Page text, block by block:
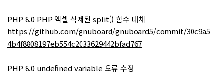
PHP 8.0 PHP 엑셀 삭제된 split() 함수 대체
https://github.com/gnuboard/gnuboard5/commit/30c9a5
4b4f8808197eb554c2033629442bfad767
PHP 8.0 undefined variable 오류 수정